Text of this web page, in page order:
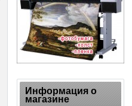
Информация о
магазине